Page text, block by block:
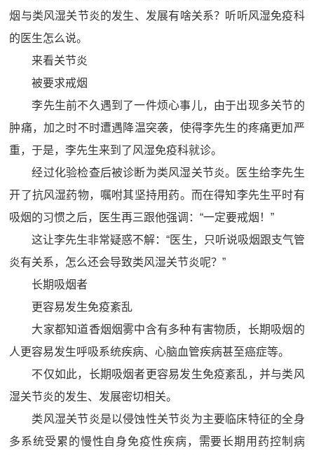
烟与类风湿关节炎的发生、发展有啥关系？听听风湿免疫科
的医生怎么说。
来看关节炎
被要求戒烟
李先生前不久遇到了一件烦心事儿，由于出现多关节的
肿痛，加之时不时遭遇降温突袭，使得李先生的疼痛更加严
重，于是，李先生来到了风湿免疫科就诊。
经过化验检查后被诊断为类风湿关节炎。医生给李先生
开了抗风湿药物，嘱咐其坚持用药。而在得知李先生平时有
吸烟的习惯之后，医生再三跟他强调：“一定要戒烟！”
这让李先生非常疑惑不解：“医生，只听说吸烟跟支气管
炎有关系，怎么还会导致类风湿关节炎呢？”
长期吸烟者
更容易发生免疫紊乱
大家都知道香烟烟雾中含有多种有害物质，长期吸烟的
人更容易发生呼吸系统疾病、心脑血管疾病甚至癌症等。
不仅如此，长期吸烟者更容易发生免疫紊乱，并与类风
湿关节炎的发生、发展密切相关。
类风湿关节炎是以侵蚀性关节炎为主要临床特征的全身
多系统受累的慢性自身免疫性疾病，需要长期用药控制病